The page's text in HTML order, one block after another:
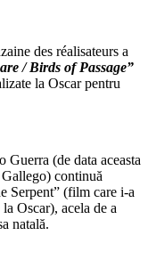
des réalisateurs a
/ Birds of Passage”
la Oscar pentru
Guerra (de data aceasta
continuă
Serpent” (film care i-a
Oscar), acela de a
natală.